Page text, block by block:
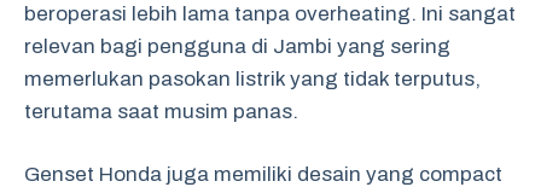
beroperasi lebih lama tanpa overheating. Ini sangat
relevan bagi pengguna di Jambi yang sering
memerlukan pasokan listrik yang tidak terputus,
terutama saat musim panas.
Genset Honda juga memiliki desain yang compact